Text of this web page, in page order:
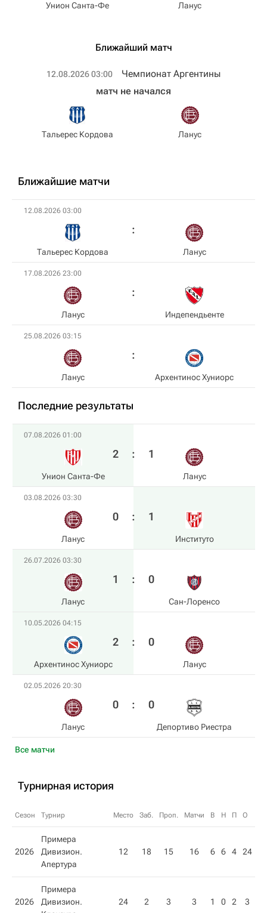
Унион Санта-Фе Ланус
Ближайший матч
12.08.2026 03:00 Чемпионат Аргентины
Тальерес Кордова
матч не начался
Ланус
Ближайшие матчи
12.08.2026 03:00
Тальерес Кордова Ланус
17.08.2026 23:00
Ланус Индепендьенте
25.08.2026 03:15
Ланус Архентинос Хуниорс
Последние результаты
Все матчи
07.08.2026 01:00
Унион Санта-Фе
2 : 1
Ланус
03.08.2026 03:30
Ланус
0 : 1
Институто
26.07.2026 03:30
Ланус
1 : 0
Сан-Лоренсо
10.05.2026 04:15
Архентинос Хуниорс
2 : 0
Ланус
02.05.2026 20:30
Ланус
0 : 0
Депортиво Риестра
Турнирная история
Сезон Турнир Место Заб. Проп. Матчи В Н П О
2026
Примера
Дивизион.
Апертура
12 18 15 16 6 6 4 24
2026
Примера
Дивизион.
24 2 3 3 1 0 2 3